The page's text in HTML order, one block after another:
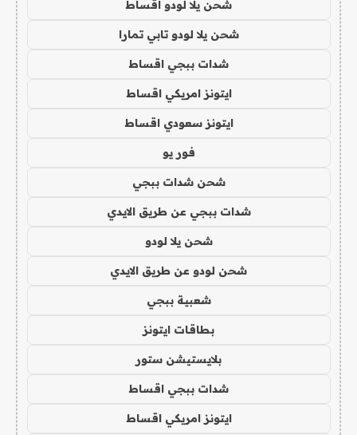
شحن يلا لودو اقساط
شحن يلا لودو تابي تمارا
شدات ببجي اقساط
ايتونز امريكي اقساط
ايتونز سعودي اقساط
فور يو
شحن شدات ببجي
شدات ببجي عن طريق الايدي
شحن يلا لودو
شحن لودو عن طريق الايدي
شعبية ببجي
بطاقات ايتونز
بلايستيشن ستور
شدات ببجي اقساط
ايتونز امريكي اقساط